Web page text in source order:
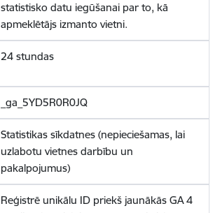
statistisko datu iegūšanai par to, kā
apmeklētājs izmanto vietni.
24 stundas
_ga_5YD5R0R0JQ
Statistikas sīkdatnes (nepieciešamas, lai
uzlabotu vietnes darbību un
pakalpojumus)
Reģistrē unikālu ID priekš jaunākās GA 4